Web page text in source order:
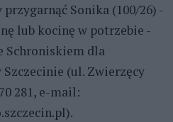
przygarnąć Sonika (100/26) -
lub kocinę w potrzebie -
Schroniskiem dla
(ul. Zwierzęcy
281, e-mail: